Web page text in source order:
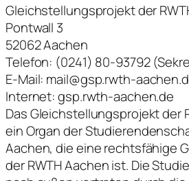
Gleichstellungsprojekt der
Pontwall 3
52062 Aachen
Telefon: (0241) 80-93792
E-Mail: mail@gsp.rwth-
Internet: gsp.rwth-aachen.de
Das Gleichstellungsprojekt der
ein Organ der
Aachen, die eine rechtsfähige
der RWTH Aachen ist. Die